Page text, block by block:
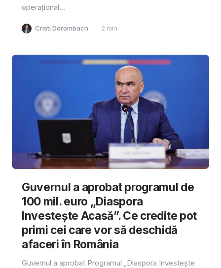
operațional...
Cristi Dorombach 2 min
Guvernul a aprobat programul de
100 mil. euro „Diaspora
Investește Acasă”. Ce credite pot
primi cei care vor să deschidă
afaceri în România
Guvernul a aprobat Programul „Diaspora Investește